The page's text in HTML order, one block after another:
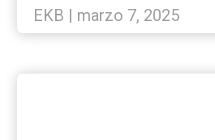
EKB | marzo 7, 2025